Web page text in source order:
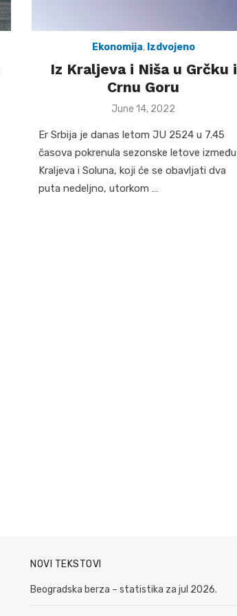
Ekonomija, Izdvojeno
Iz Kraljeva i Niša u Grčku i
Crnu Goru
Posted
June 14, 2022
Er Srbija je danas letom JU 2524 u 7.45
časova pokrenula sezonske letove između
Kraljeva i Soluna, koji će se obavljati dva
puta nedeljno, utorkom …
NOVI TEKSTOVI
Beogradska berza – statistika za jul 2026.